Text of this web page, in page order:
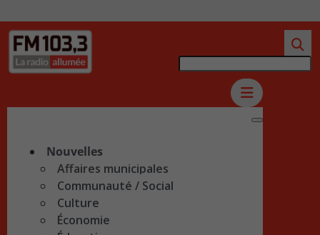
Nouvelles
Affaires municipales
Communauté / Social
Culture
Économie